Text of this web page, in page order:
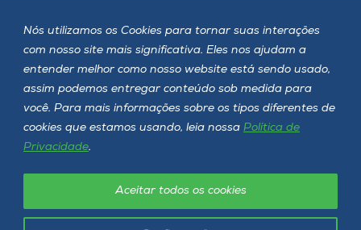
Nós utilizamos os Cookies para tornar suas interações
com nosso site mais significativa. Eles nos ajudam a
entender melhor como nosso website está sendo usado,
assim podemos entregar conteúdo sob medida para
você. Para mais informações sobre os tipos diferentes de
cookies que estamos usando, leia nossa Política de
Privacidade.
Aceitar todos os cookies
Siga a Unoesc
Política de privacidade LGPD